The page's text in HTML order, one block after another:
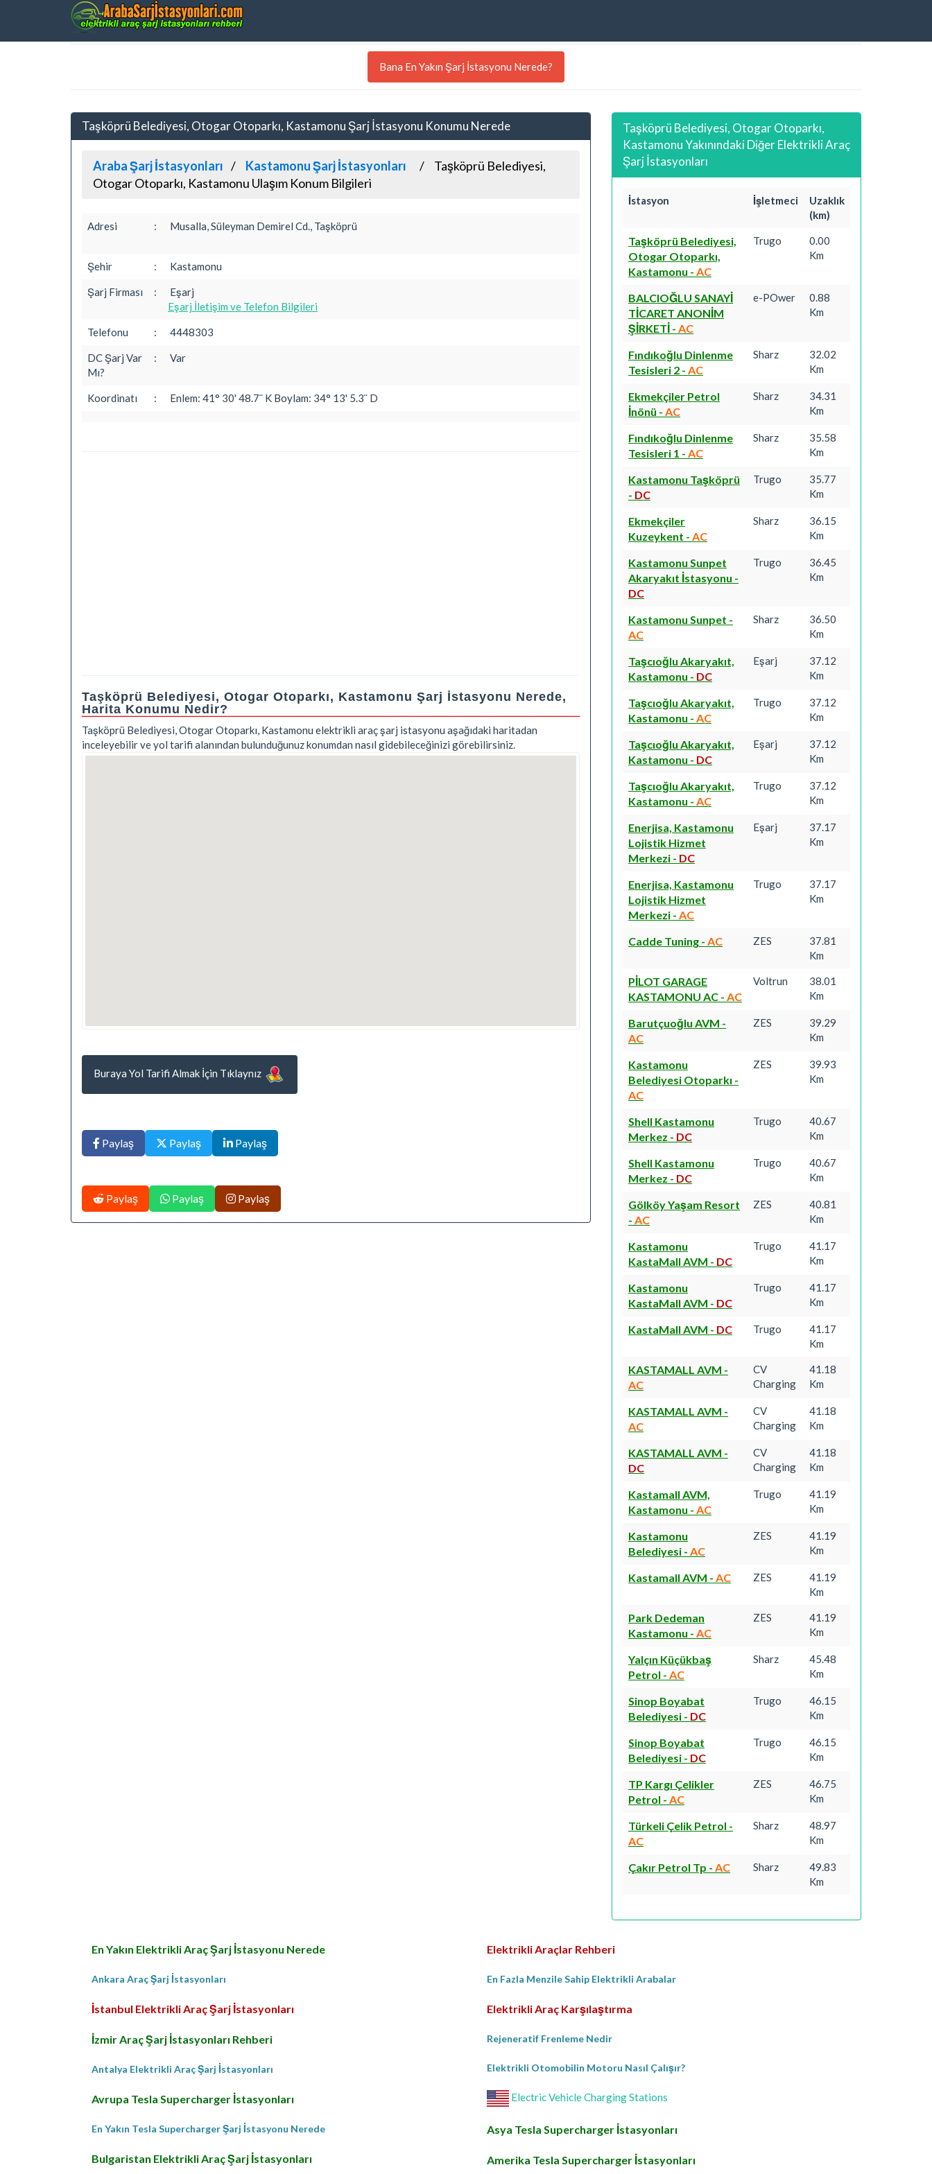
Bana En Yakın Şarj İstasyonu Nerede?
Taşköprü Belediyesi, Otogar Otoparkı, Kastamonu Şarj İstasyonu Konumu Nerede
Araba Şarj İstasyonları Kastamonu Şarj İstasyonları
Taşköprü Belediyesi,
Otogar Otoparkı, Kastamonu Ulaşım Konum Bilgileri
Adresi : Musalla, Süleyman Demirel Cd., Taşköprü
Şehir : Kastamonu
Şarj Firması :
Eşarj
Eşarj İletişim ve Telefon Bilgileri
Telefonu : 4448303
DC Şarj Var
Mı?
: Var
Koordinatı : Enlem: 41° 30' 48.7¨ K Boylam: 34° 13' 5.3¨ D
Taşköprü Belediyesi, Otogar Otoparkı, Kastamonu Şarj İstasyonu Nerede,
Harita Konumu Nedir?
Taşköprü Belediyesi, Otogar Otoparkı, Kastamonu elektrikli araç şarj istasyonu aşağıdaki haritadan
inceleyebilir ve yol tarifi alanından bulunduğunuz konumdan nasıl gidebileceğinizi görebilirsiniz.
Buraya Yol Tarifi Almak İçin Tıklaynız
Paylaş Paylaş Paylaş
Paylaş Paylaş Paylaş
Taşköprü Belediyesi, Otogar Otoparkı,
Kastamonu Yakınındaki Diğer Elektrikli Araç
Şarj İstasyonları
İstasyon İşletmeci
Uzaklık
(km)
Taşköprü Belediyesi,
Otogar Otoparkı,
Kastamonu - AC
Trugo
0.00
Km
BALCIOĞLU SANAYİ
TİCARET ANONİM
ŞİRKETİ - AC
e-POwer
0.88
Km
Fındıkoğlu Dinlenme
Tesisleri 2 - AC
Sharz
32.02
Km
Ekmekçiler Petrol
İnönü - AC
Sharz
34.31
Km
Fındıkoğlu Dinlenme
Tesisleri 1 - AC
Sharz
35.58
Km
Kastamonu Taşköprü
- DC
Trugo
35.77
Km
Ekmekçiler
Kuzeykent - AC
Sharz
36.15
Km
Kastamonu Sunpet
Akaryakıt İstasyonu -
DC
Trugo
36.45
Km
Kastamonu Sunpet -
AC
Sharz
36.50
Km
Taşcıoğlu Akaryakıt,
Kastamonu - DC
Eşarj
37.12
Km
Taşcıoğlu Akaryakıt,
Kastamonu - AC
Trugo
37.12
Km
Taşcıoğlu Akaryakıt,
Kastamonu - DC
Eşarj
37.12
Km
Taşcıoğlu Akaryakıt,
Kastamonu - AC
Trugo
37.12
Km
Enerjisa, Kastamonu
Lojistik Hizmet
Merkezi - DC
Eşarj
37.17
Km
Enerjisa, Kastamonu
Lojistik Hizmet
Merkezi - AC
Trugo
37.17
Km
Cadde Tuning - AC ZES
37.81
Km
PİLOT GARAGE
KASTAMONU AC - AC
Voltrun
38.01
Km
Barutçuoğlu AVM -
AC
ZES
39.29
Km
Kastamonu
Belediyesi Otoparkı -
AC
ZES
39.93
Km
Shell Kastamonu
Merkez - DC
Trugo
40.67
Km
Shell Kastamonu
Merkez - DC
Trugo
40.67
Km
Gölköy Yaşam Resort
- AC
ZES
40.81
Km
Kastamonu
KastaMall AVM - DC
Trugo
41.17
Km
Kastamonu
KastaMall AVM - DC
Trugo
41.17
Km
KastaMall AVM - DC Trugo
41.17
Km
KASTAMALL AVM -
AC
CV
Charging
41.18
Km
KASTAMALL AVM -
AC
CV
Charging
41.18
Km
KASTAMALL AVM -
DC
CV
Charging
41.18
Km
Kastamall AVM,
Kastamonu - AC
Trugo
41.19
Km
Kastamonu
Belediyesi - AC
ZES
41.19
Km
Kastamall AVM - AC ZES
41.19
Km
Park Dedeman
Kastamonu - AC
ZES
41.19
Km
Yalçın Küçükbaş
Petrol - AC
Sharz
45.48
Km
Sinop Boyabat
Belediyesi - DC
Trugo
46.15
Km
Sinop Boyabat
Belediyesi - DC
Trugo
46.15
Km
TP Kargı Çelikler
Petrol - AC
ZES
46.75
Km
Türkeli Çelik Petrol -
AC
Sharz
48.97
Km
Çakır Petrol Tp - AC Sharz
49.83
Km
En Yakın Elektrikli Araç Şarj İstasyonu Nerede
Ankara Araç Şarj İstasyonları
İstanbul Elektrikli Araç Şarj İstasyonları
İzmir Araç Şarj İstasyonları Rehberi
Antalya Elektrikli Araç Şarj İstasyonları
Avrupa Tesla Supercharger İstasyonları
En Yakın Tesla Supercharger Şarj İstasyonu Nerede
Bulgaristan Elektrikli Araç Şarj İstasyonları
Elektrikli Araçlar Rehberi
En Fazla Menzile Sahip Elektrikli Arabalar
Elektrikli Araç Karşılaştırma
Rejeneratif Frenleme Nedir
Elektrikli Otomobilin Motoru Nasıl Çalışır?
Electric Vehicle Charging Stations
Asya Tesla Supercharger İstasyonları
Amerika Tesla Supercharger İstasyonları